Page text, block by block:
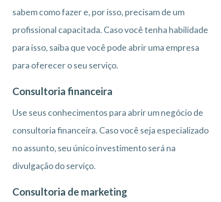
sabem como fazer e, por isso, precisam de um
profissional capacitada. Caso você tenha habilidade
para isso, saiba que você pode abrir uma empresa
para oferecer o seu serviço.
Consultoria financeira
Use seus conhecimentos para abrir um negócio de
consultoria financeira. Caso você seja especializado
no assunto, seu único investimento será na
divulgação do serviço.
Consultoria de marketing